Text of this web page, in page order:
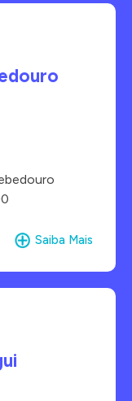
Saiba Mais